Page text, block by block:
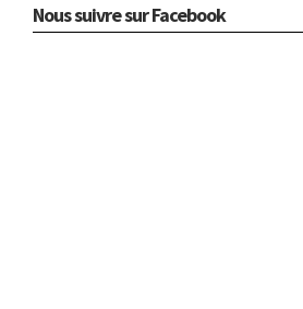
Nous suivre sur Facebook